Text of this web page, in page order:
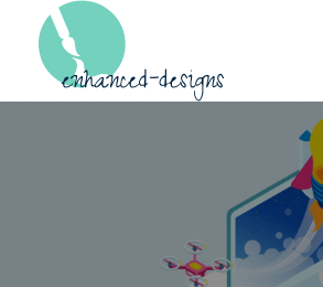
Skip to content